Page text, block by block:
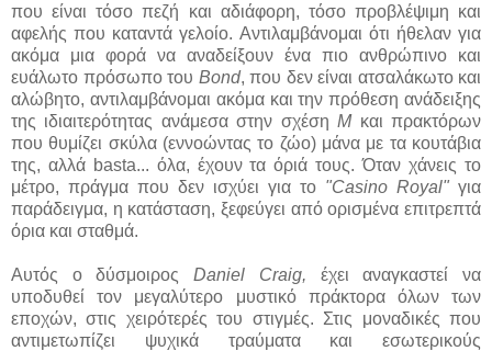
που είναι τόσο πεζή και αδιάφορη, τόσο προβλέψιμη και
αφελής που καταντά γελοίο. Αντιλαμβάνομαι ότι ήθελαν για
ακόμα μια φορά να αναδείξουν ένα πιο ανθρώπινο και
ευάλωτο πρόσωπο του Bond, που δεν είναι ατσαλάκωτο και
αλώβητο, αντιλαμβάνομαι ακόμα και την πρόθεση ανάδειξης
της ιδιαιτερότητας ανάμεσα στην σχέση Μκαι πρακτόρων
που θυμίζει σκύλα (εννοώντας το ζώο) μάνα με τα κουτάβια
της, αλλά basta... όλα, έχουν τα όριά τους. Όταν χάνεις το
μέτρο, πράγμα που δεν ισχύει για το "Casino Royal" για
παράδειγμα, η κατάσταση, ξεφεύγει από ορισμένα επιτρεπτά
όρια και σταθμά.
Αυτός ο δύσμοιροςDaniel Craig, έχει αναγκαστεί να
υποδυθεί τον μεγαλύτερο μυστικό πράκτορα όλων των
εποχών, στις χειρότερές του στιγμές. Στις μοναδικές που
αντιμετωπίζει ψυχικά τραύματα και εσωτερικούς